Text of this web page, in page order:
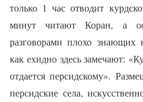
только 1 час отводит
минут читают Коран, а
разговора­ми плохо
как ехидно здесь за­мечают:
отдается персидскому».
персидские села,